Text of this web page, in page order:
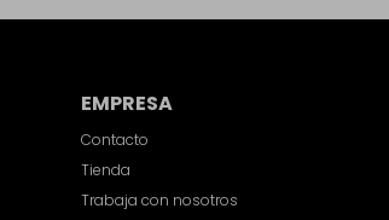
EMPRESA
Contacto
Tienda
Trabaja con nosotros